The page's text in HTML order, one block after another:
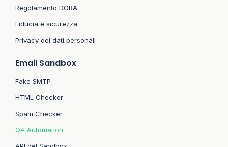
Regolamento DORA
Fiducia e sicurezza
Privacy dei dati personali
Email Sandbox
Fake SMTP
HTML Checker
Spam Checker
QA Automation